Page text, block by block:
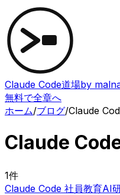
Claude Code道場by
無料で全章へ
ホーム/ブログ/Claude
Claude
1件
Claude Code 社員教育AI